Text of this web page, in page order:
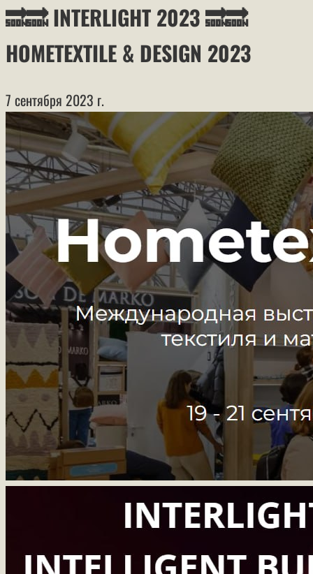
🔜🔜 INTERLIGHT 2023 🔜🔜
HOMETEXTILE & DESIGN 2023
7 сентября 2023 г.